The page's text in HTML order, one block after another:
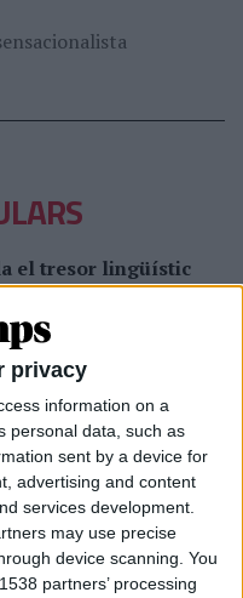
privacy
information on a
personal data, such as
sent by a device for
advertising and content
services development.
may use precise
device scanning. You
partners’ processing
el tresor lingüístic
que s'ha entestat a recopilar
lletraferides
de l'edat mitjana
salt a la Federació